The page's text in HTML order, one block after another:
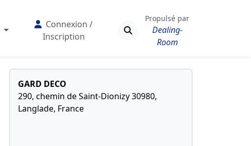
Connexion /
Inscription
Propulsé par
Dealing-
Room
GARD DECO
290, chemin de Saint-Dionizy 30980,
Langlade, France